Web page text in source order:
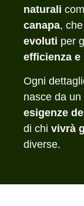
naturali
canapa,
evoluti per
efficienza
Ogni
nasce da un
esigenze
di chi vivrà
diverse.